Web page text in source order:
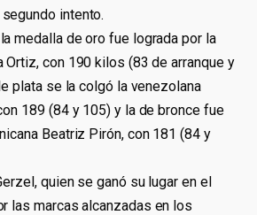
intento.
medalla de oro fue lograda por la
Ortiz, con 190 kilos (83 de arranque y
plata se la colgó la venezolana
189 (84 y 105) y la de bronce fue
Beatriz Pirón, con 181 (84 y
quien se ganó su lugar en el
las marcas alcanzadas en los